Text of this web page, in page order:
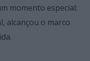
momento especial:
alcançou o marco